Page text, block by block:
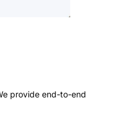
सटीक झुकने वाली मशीनों